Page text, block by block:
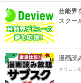
芸能界
スクー
漫画読
オリコン